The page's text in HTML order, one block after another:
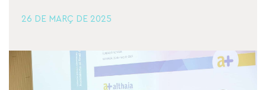
26 DE MARÇ DE 2025